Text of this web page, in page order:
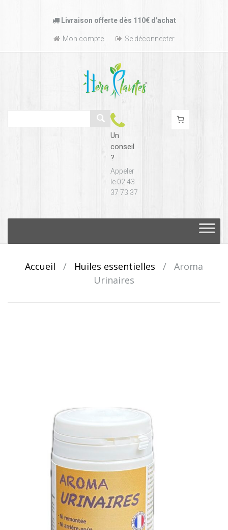
au
Livraison offerte dès 110€ d'achat
Mon compte Se déconnecter
Un
conseil
?
Appeler
le 02 43
37 73 37
contenu
Accueil / Huiles essentielles /
Aroma
Urinaires